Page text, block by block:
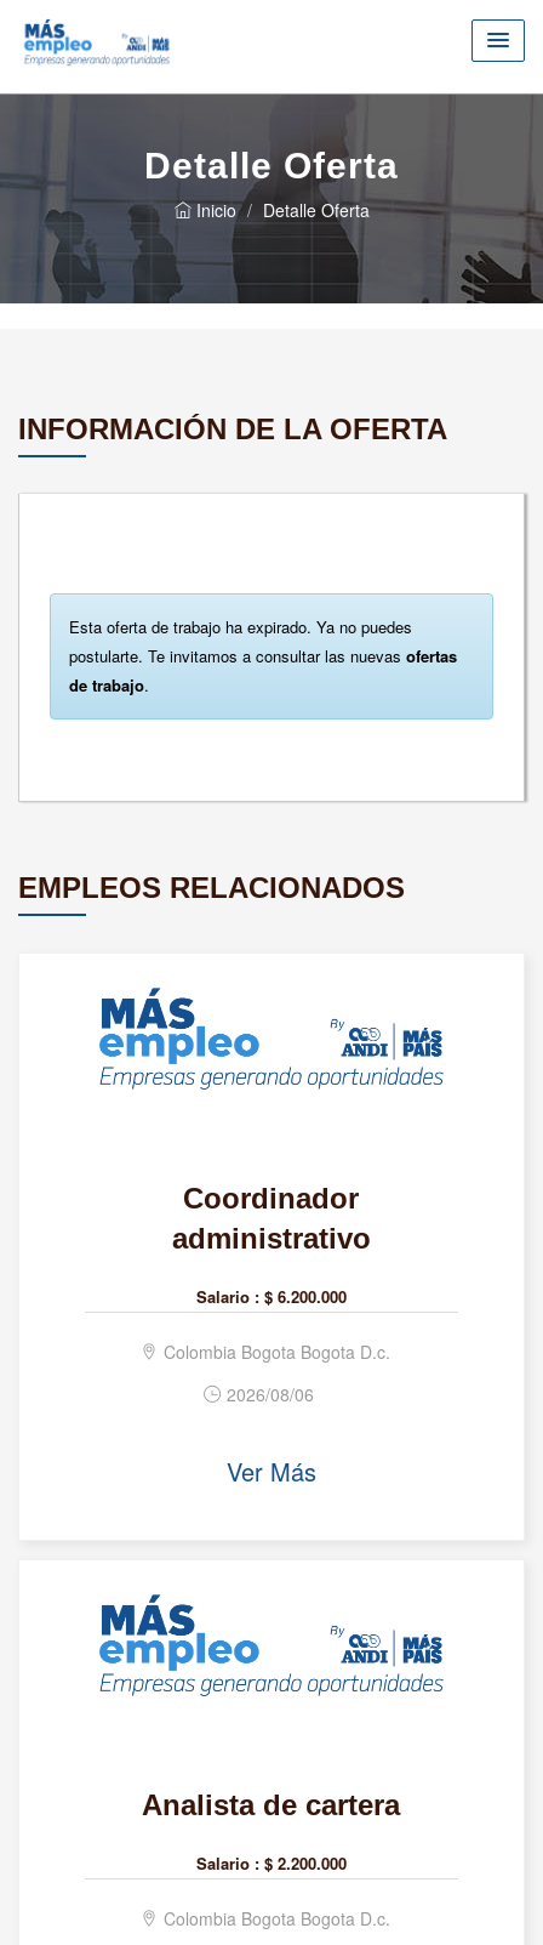
Detalle Oferta
Inicio Detalle Oferta
INFORMACIÓN DE LA OFERTA
Esta oferta de trabajo ha expirado. Ya no puedes
postularte. Te invitamos a consultar las nuevas ofertas
de trabajo.
EMPLEOS RELACIONADOS
Coordinador
administrativo
Salario : $ 6.200.000
Colombia Bogota Bogota D.c.
2026/08/06
Ver Más
Analista de cartera
Salario : $ 2.200.000
Colombia Bogota Bogota D.c.